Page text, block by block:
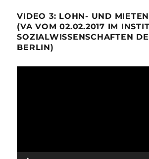
VIDEO 3: LOHN- UND
(VA VOM 02.02.2017 IM
SOZIALWISSENSCHAFTEN
BERLIN)